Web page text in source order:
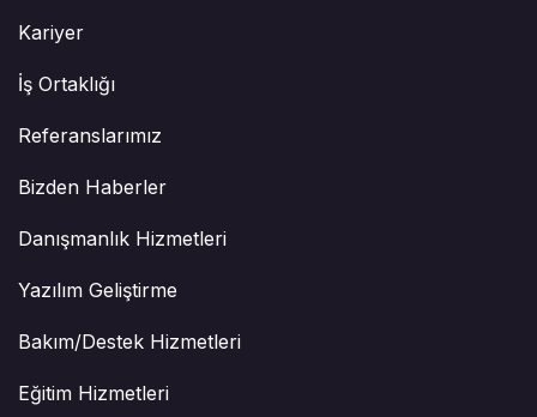
Kariyer
İş Ortaklığı
Referanslarımız
Bizden Haberler
Danışmanlık Hizmetleri
Yazılım Geliştirme
Bakım/Destek Hizmetleri
Eğitim Hizmetleri